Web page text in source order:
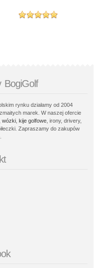
BogiGolf
rynku działamy od 2004
marek. W naszej ofercie
wózki kije golfowe , irony, drivery,
Zapraszamy do zakupów